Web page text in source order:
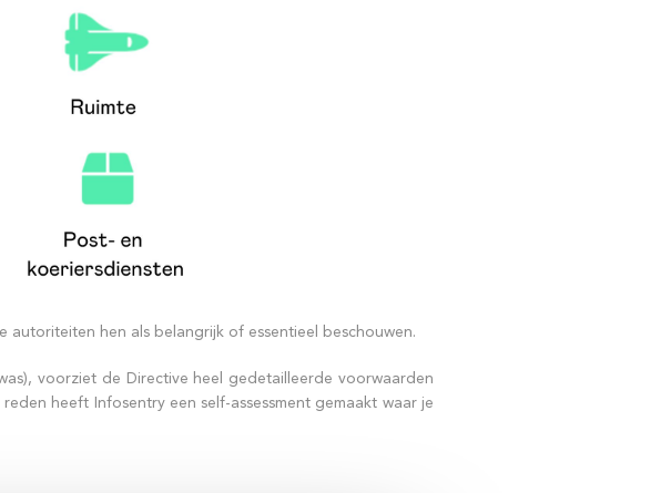
autoriteiten hen als belangrijk of essentieel beschouwen.
voorziet de Directive heel gedetailleerde voorwaarden
heeft Infosentry een self-assessment gemaakt waar je